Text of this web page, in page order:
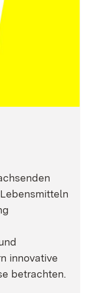
innovative
betrachten.